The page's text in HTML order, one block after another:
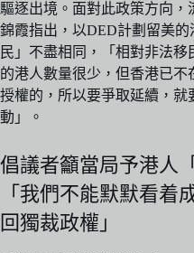
驅逐出境。面對此政策方向
錦霞指出，以DED計劃留美
民」不盡相同，「相對非法
的港人數量很少，但香港已
授權的，所以要爭取延續，
動」。
倡議者籲當局予港人
「我們不能默默看着
回獨裁政權」